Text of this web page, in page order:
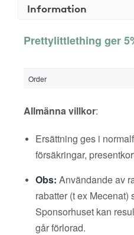
Information
Prettylittlething ger
Order
Allmänna villkor:
Ersättning ges i
försäkringar,
Obs: Användande av
rabatter (t ex Mecenat)
Sponsorhuset kan
går förlorad.